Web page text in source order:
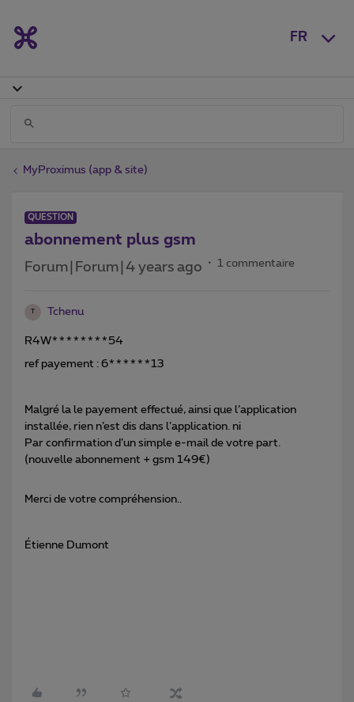
FR
MyProximus (app & site)
QUESTION
abonnement plus gsm
Forum|Forum|4 years ago 1 commentaire
Tchenu
R4W********54
ref payement : 6******13
Malgré la le payement effectué, ainsi que l’application
installée, rien n’est dis dans l’application. ni
Par confirmation d’un simple e-mail de votre part.
(nouvelle abonnement + gsm 149€)
Merci de votre compréhension..
Étienne Dumont